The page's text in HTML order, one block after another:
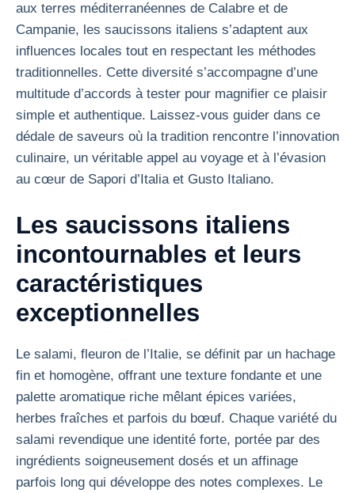
aux terres méditerranéennes de Calabre et de
Campanie, les saucissons italiens s’adaptent aux
influences locales tout en respectant les méthodes
traditionnelles. Cette diversité s’accompagne d’une
multitude d’accords à tester pour magnifier ce plaisir
simple et authentique. Laissez-vous guider dans ce
dédale de saveurs où la tradition rencontre l’innovation
culinaire, un véritable appel au voyage et à l’évasion
au cœur de Sapori d’Italia et Gusto Italiano.
Les saucissons italiens
incontournables et leurs
caractéristiques
exceptionnelles
Le salami, fleuron de l’Italie, se définit par un hachage
fin et homogène, offrant une texture fondante et une
palette aromatique riche mêlant épices variées,
herbes fraîches et parfois du bœuf. Chaque variété du
salami revendique une identité forte, portée par des
ingrédients soigneusement dosés et un affinage
parfois long qui développe des notes complexes. Le